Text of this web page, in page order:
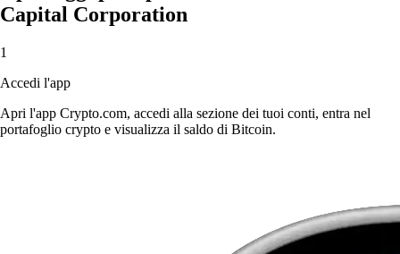
Capital Corporation
1
Accedi l'app
Apri l'app Crypto.com, accedi alla sezione dei tuoi conti, entra nel
portafoglio crypto e visualizza il saldo di Bitcoin.